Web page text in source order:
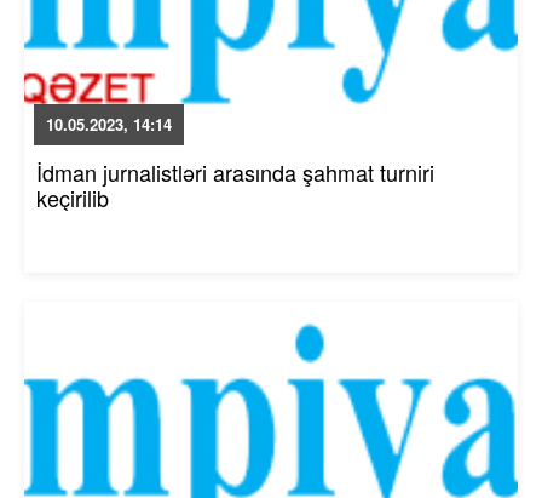
10.05.2023, 14:14
İdman jurnalistləri arasında şahmat turniri
keçirilib